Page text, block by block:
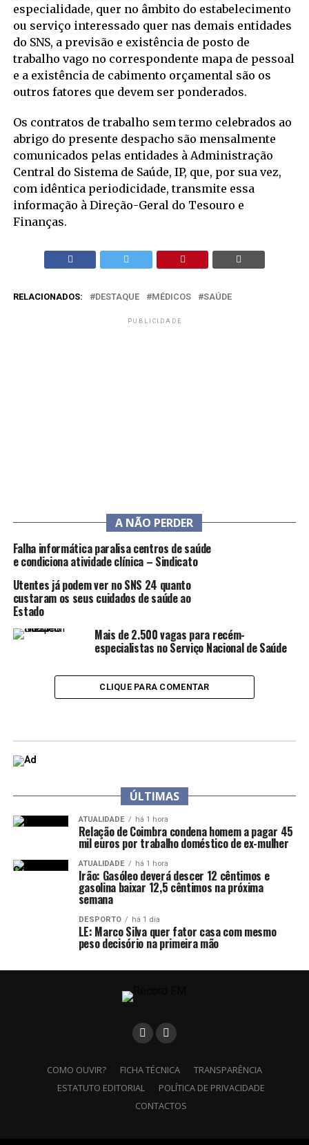
especialidade, quer no âmbito do estabelecimento
ou serviço interessado quer nas demais entidades
do SNS, a previsão e existência de posto de
trabalho vago no correspondente mapa de pessoal
e a existência de cabimento orçamental são os
outros fatores que devem ser ponderados.
Os contratos de trabalho sem termo celebrados ao
abrigo do presente despacho são mensalmente
comunicados pelas entidades à Administração
Central do Sistema de Saúde, IP, que, por sua vez,
com idêntica periodicidade, transmite essa
informação à Direção-Geral do Tesouro e
Finanças.
RELACIONADOS: DESTAQUE MÉDICOS SAÚDE
PUBLICIDADE
A NÃO PERDER
Falha informática paralisa centros de saúde
e condiciona atividade clínica – Sindicato
Utentes já podem ver no SNS 24 quanto
custaram os seus cuidados de saúde ao
Estado
Mais de 2.500 vagas para recém-
especialistas no Serviço Nacional de Saúde
CLIQUE PARA COMENTAR
ÚLTIMAS
ATUALIDADE há 1 hora
Relação de Coimbra condena homem a pagar 45
mil euros por trabalho doméstico de ex-mulher
ATUALIDADE há 1 hora
Irão: Gasóleo deverá descer 12 cêntimos e
gasolina baixar 12,5 cêntimos na próxima
semana
DESPORTO há 1 dia
LE: Marco Silva quer fator casa com mesmo
peso decisório na primeira mão
COMO OUVIR? FICHA TÉCNICA
TRANSPARÊNCIA
ESTATUTO EDITORIAL
POLÍTICA DE PRIVACIDADE
CONTACTOS